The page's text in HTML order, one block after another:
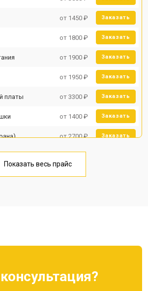
от 1450 ₽ Заказать
от 1800 ₽ Заказать
от 1900 ₽ Заказать
от 1950 ₽ Заказать
платы от 3300 ₽ Заказать
от 1400 ₽ Заказать
от 2700 ₽ Заказать
от 1750 ₽
Показать весь прайс